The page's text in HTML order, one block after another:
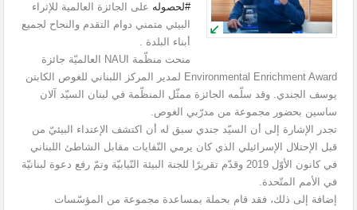
#لحصوله على الجائزة العالمية للإثراء
البيئي متمني دوام التقدم والنجاح لجميع
أبناء البلدة .
منحت منظّمة NAUI العالميّة جائزة
Environmental Enrichment Award لمدير المركز اللبناني للغوص الكابتن
يوسف الجندي. وقد سلّمه الجائزة ممثّل المنظّمة في لبنان السيّد آلان
ساسين بحضور مجموعة من مدرّبي الغوص.
تجدر الإشارة إلى أن السيّد جندي سبق له أن اكتشف الإعتداء البيئيّ من
قبل الإحتلال الإسرائيلي الذي كان يرمي النّفايات مقابل الشاطئ اللبناني
في كانون الأوّل 2019 وقدّم تقريرًا للجنة البيئة النّيابيّة وتمّ رفع دعوة لبنانيّة
في الأمم المتّحدة.
إضافة إلى ذلك، فقد قام بحملة بمساعدة مجموعة من المؤسّسات